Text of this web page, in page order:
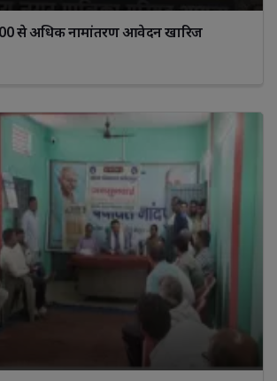
से अधिक नामांतरण आवेदन खारिज